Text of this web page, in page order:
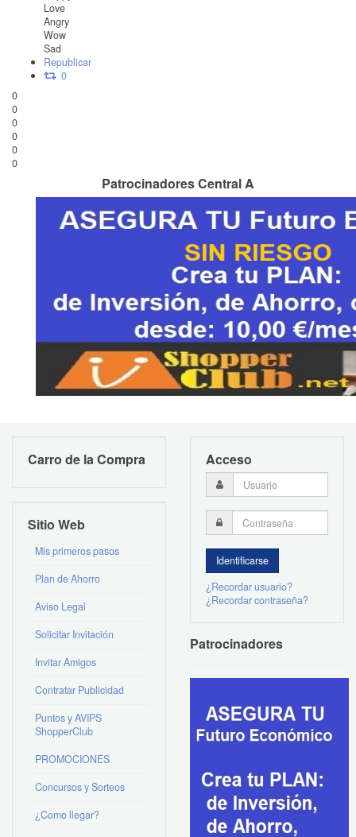
Love
Angry
Wow
Sad
Republicar
0
0
0
0
0
0
0
Patrocinadores Central A
Carro de la Compra
Sitio Web
Mis primeros pasos
Plan de Ahorro
Aviso Legal
Solicitar Invitación
Invitar Amigos
Contratar Publicidad
Puntos y AVIPS
ShopperClub
PROMOCIONES
Concursos y Sorteos
¿Como llegar?
Acceso
¿Recordar usuario?
¿Recordar contraseña?
Patrocinadores